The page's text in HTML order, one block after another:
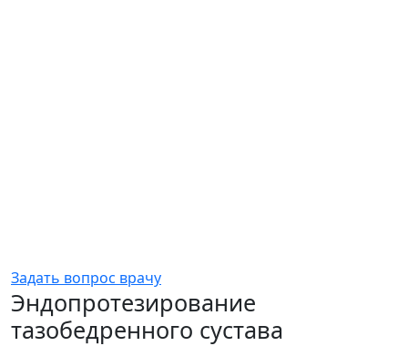
Задать вопрос врачу
Эндопротезирование
тазобедренного сустава